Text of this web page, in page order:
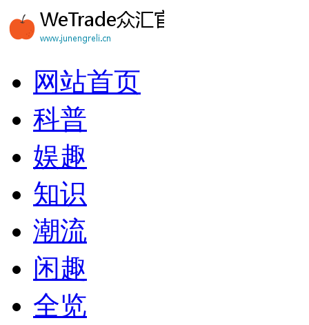
网站首页
科普
娱趣
知识
潮流
闲趣
全览